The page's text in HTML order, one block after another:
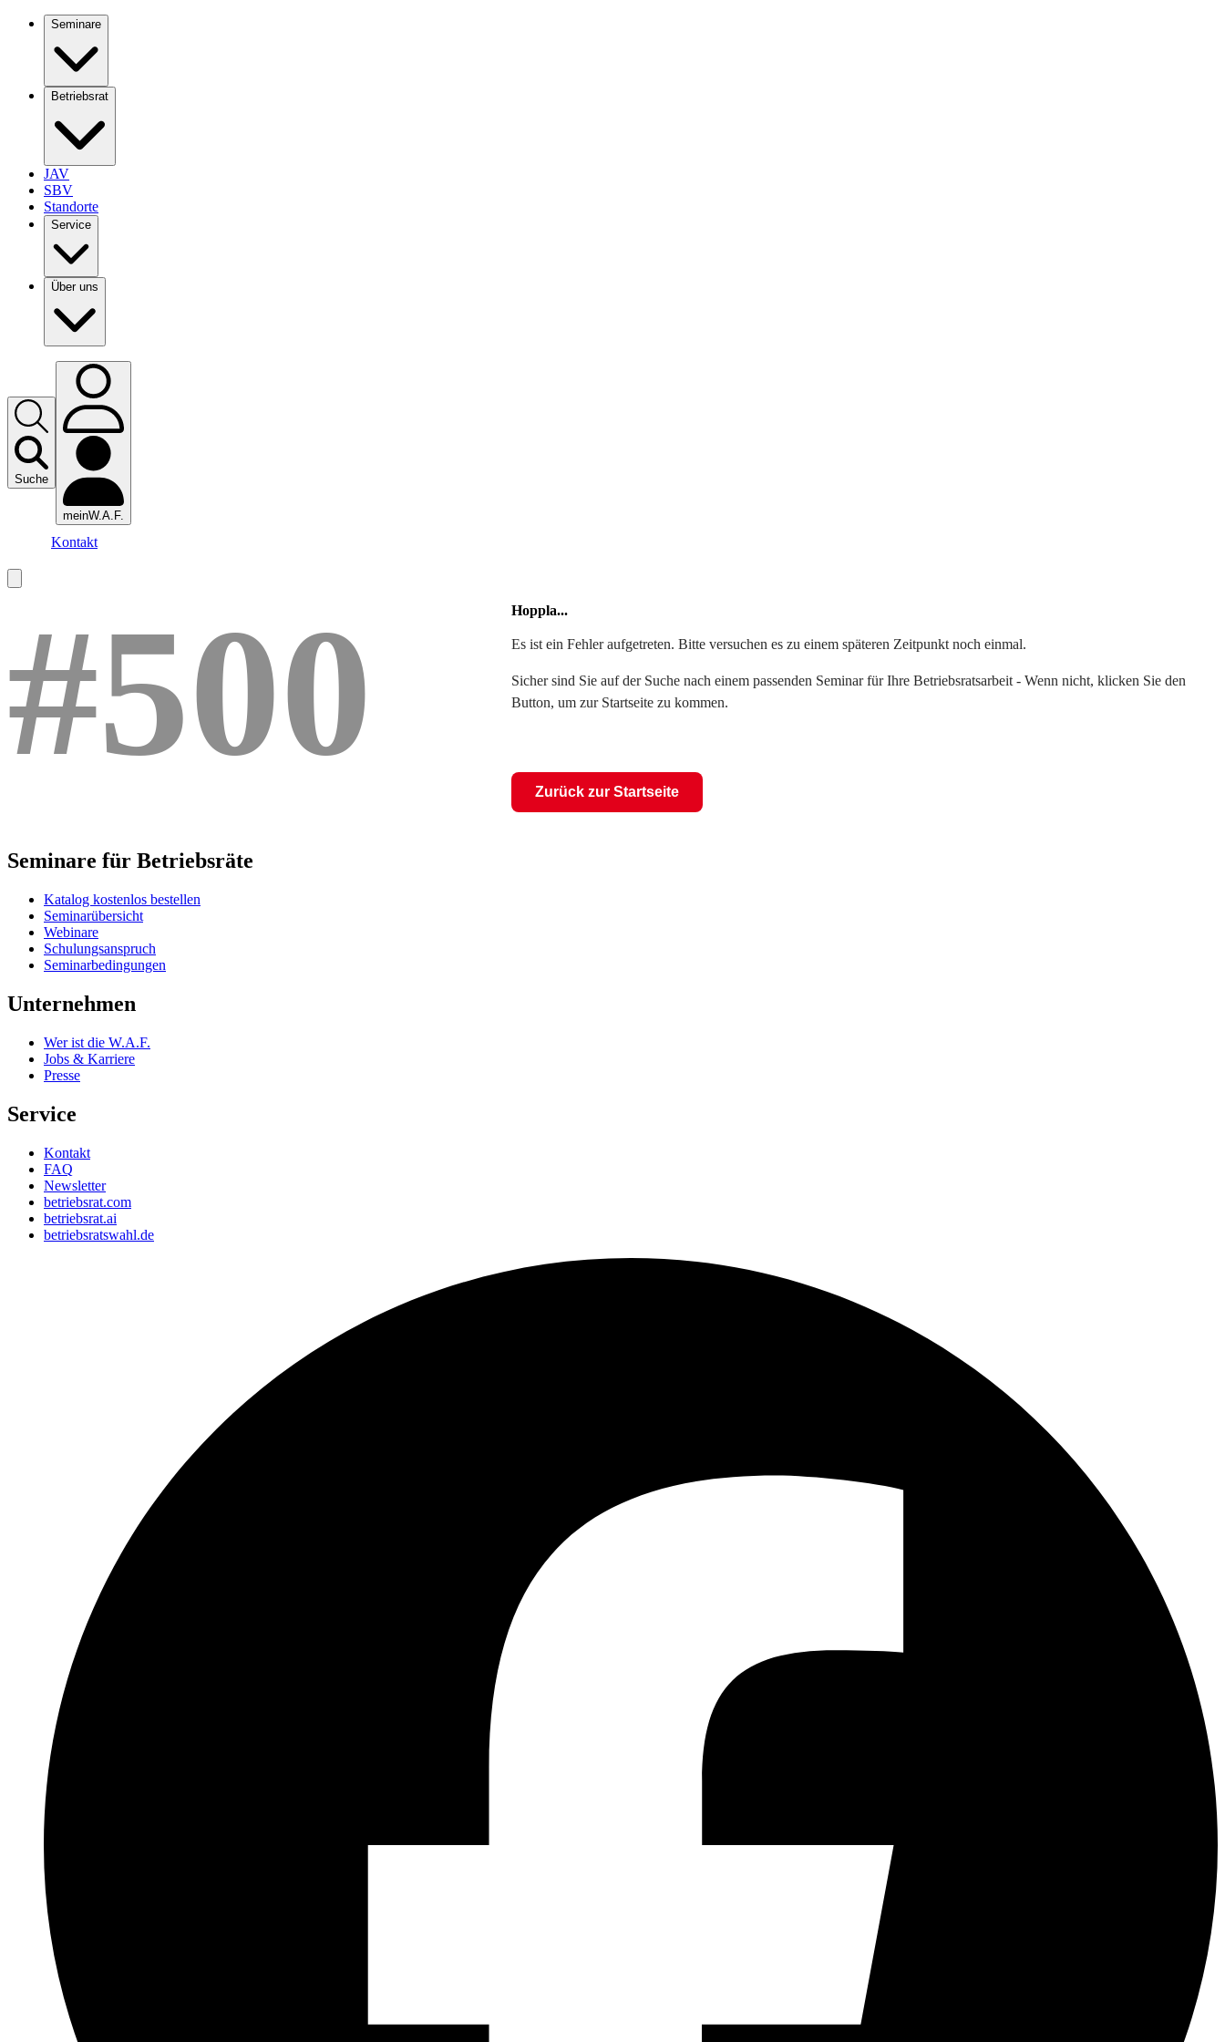
Seminare
Betriebsrat
JAV
SBV
Standorte
Service
Über uns
Suche
meinW.A.F.
Kontakt
#500 Hoppla...
Es ist ein Fehler aufgetreten. Bitte versuchen es zu einem späteren Zeitpunkt noch einmal.
Sicher sind Sie auf der Suche nach einem passenden Seminar für Ihre Betriebsratsarbeit - Wenn nicht, klicken Sie den
Button, um zur Startseite zu kommen.
Zurück zur Startseite
Seminare für Betriebsräte
Katalog kostenlos bestellen
Seminarübersicht
Webinare
Schulungsanspruch
Seminarbedingungen
Unternehmen
Wer ist die W.A.F.
Jobs & Karriere
Presse
Service
Kontakt
FAQ
Newsletter
betriebsrat.com
betriebsrat.ai
betriebsratswahl.de